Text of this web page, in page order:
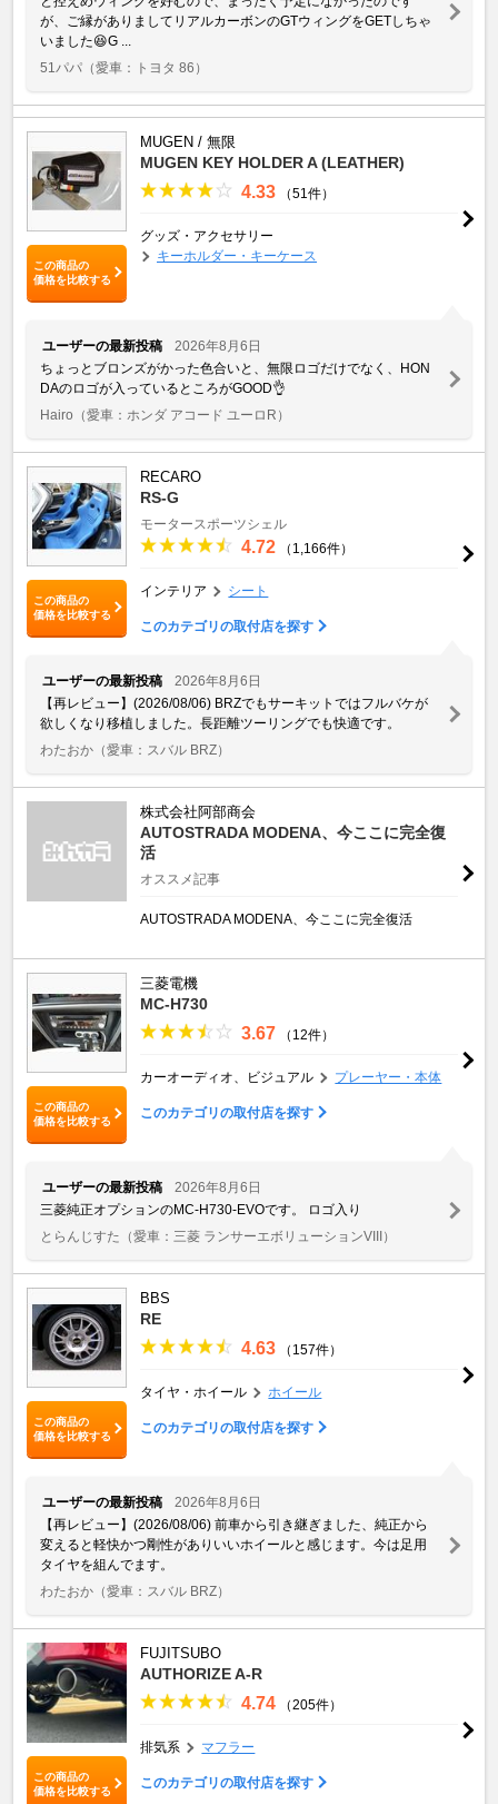
が、ご縁がありましてリアルカーボンのGTウィングをGETしちゃ
いました😆G ...
51パパ （愛車：トヨタ 86）
この商品の
価格を比較する
MUGEN / 無限
MUGEN KEY HOLDER A (LEATHER)
4.33 （51件）
グッズ・アクセサリー
キーホルダー・キーケース
ユーザーの最新投稿
2026年8月6日
ちょっとブロンズがかった色合いと、無限ロゴだけでなく、HON
DAのロゴが入っているところがGOOD👌
Hairo （愛車：ホンダ アコード ユーロR）
この商品の
価格を比較する
RECARO
RS-G
モータースポーツシェル
4.72 （1,166件）
インテリア シート
このカテゴリの取付店を探す
ユーザーの最新投稿
2026年8月6日
【再レビュー】(2026/08/06) BRZでもサーキットではフルバケが
欲しくなり移植しました。長距離ツーリングでも快適です。
わたおか （愛車：スバル BRZ）
株式会社阿部商会
AUTOSTRADA MODENA、今ここに完全復
活
オススメ記事
AUTOSTRADA MODENA、今ここに完全復活
この商品の
価格を比較する
三菱電機
MC-H730
3.67 （12件）
カーオーディオ、ビジュアル プレーヤー・本体
このカテゴリの取付店を探す
ユーザーの最新投稿
2026年8月6日
三菱純正オプションのMC-H730-EVOです。 ロゴ入り
とらんじすた （愛車：三菱 ランサーエボリューションVIII）
この商品の
価格を比較する
BBS
RE
4.63 （157件）
タイヤ・ホイール ホイール
このカテゴリの取付店を探す
ユーザーの最新投稿
2026年8月6日
【再レビュー】(2026/08/06) 前車から引き継ぎました、純正から
変えると軽快かつ剛性がありいいホイールと感じます。今は足用
タイヤを組んでます。
わたおか （愛車：スバル BRZ）
この商品の
価格を比較する
FUJITSUBO
AUTHORIZE A-R
4.74 （205件）
排気系 マフラー
このカテゴリの取付店を探す